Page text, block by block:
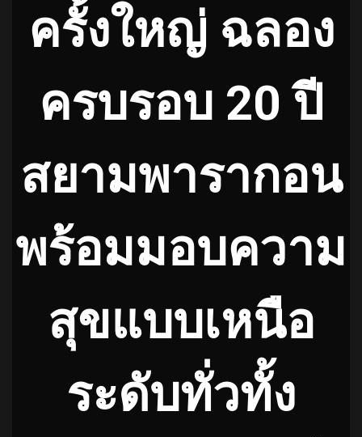
ครั้งใหญ่ ฉลอง
ครบรอบ 20 ปี
สยามพารากอน
พร้อมมอบความ
สุขแบบเหนือ
ระดับทั่วทั้ง